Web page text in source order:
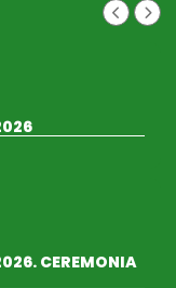
CEREMONIA